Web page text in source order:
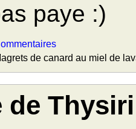
paye :)
de canard au miel de
de Thysiri